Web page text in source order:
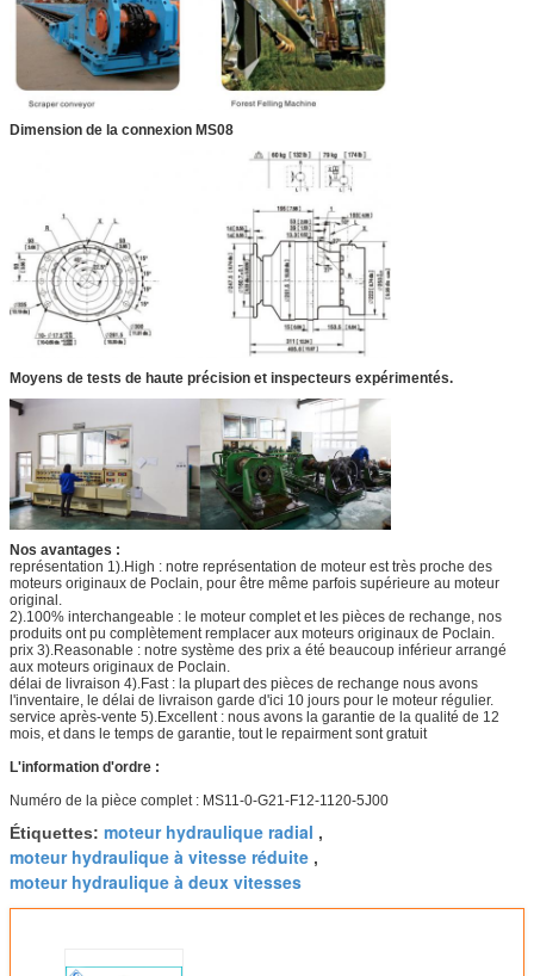
Dimension de la connexion MS08
Moyens de tests de haute précision et inspecteurs expérimentés.
Nos avantages :
représentation 1).High : notre représentation de moteur est très proche des
moteurs originaux de Poclain, pour être même parfois supérieure au moteur
original.
2).100% interchangeable : le moteur complet et les pièces de rechange, nos
produits ont pu complètement remplacer aux moteurs originaux de Poclain.
prix 3).Reasonable : notre système des prix a été beaucoup inférieur arrangé
aux moteurs originaux de Poclain.
délai de livraison 4).Fast : la plupart des pièces de rechange nous avons
l'inventaire, le délai de livraison garde d'ici 10 jours pour le moteur régulier.
service après-vente 5).Excellent : nous avons la garantie de la qualité de 12
mois, et dans le temps de garantie, tout le repairment sont gratuit
L'information d'ordre :
Numéro de la pièce complet : MS11-0-G21-F12-1120-5J00
Étiquettes: moteur hydraulique radial ,
moteur hydraulique à vitesse réduite ,
moteur hydraulique à deux vitesses